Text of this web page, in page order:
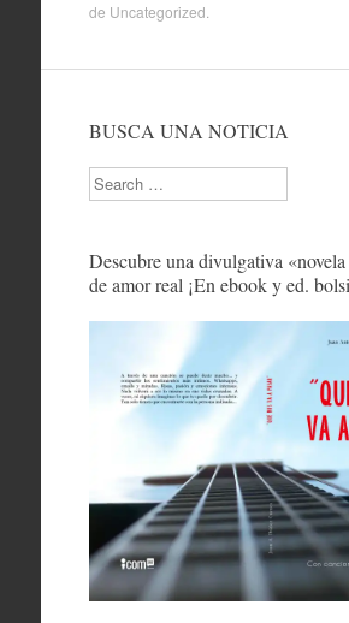
de Uncategorized
BUSCA UNA NOTICIA
Search
Descubre una divulgativa
de amor real ¡En ebook y ed.